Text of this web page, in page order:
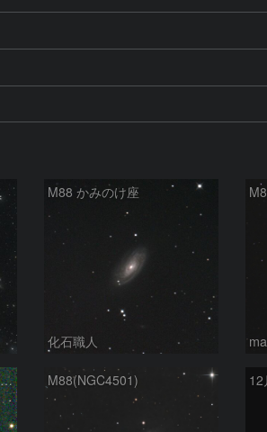
のけ座 M88 かみのけ座
化石職人
ショーマス彗星(24P)12月28日 Seestar50 M88(NGC4501)